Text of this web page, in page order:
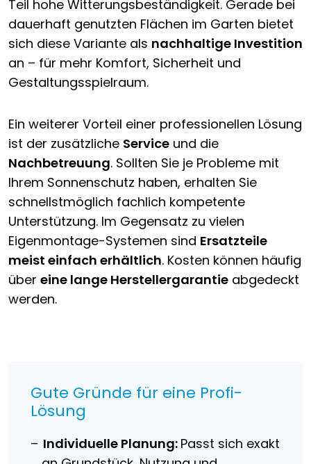
Teil hohe Witterungsbeständigkeit. Gerade bei
dauerhaft genutzten Flächen im Garten bietet
sich diese Variante als nachhaltige Investition
an – für mehr Komfort, Sicherheit und
Gestaltungsspielraum.
Ein weiterer Vorteil einer professionellen Lösung
ist der zusätzliche Service und die
Nachbetreuung. Sollten Sie je Probleme mit
Ihrem Sonnenschutz haben, erhalten Sie
schnellstmöglich fachlich kompetente
Unterstützung. Im Gegensatz zu vielen
Eigenmontage-Systemen sind Ersatzteile
meist einfach erhältlich. Kosten können häufig
über eine lange Herstellergarantie abgedeckt
werden.
Gute Gründe für eine Profi-
Lösung
Individuelle Planung: Passt sich exakt